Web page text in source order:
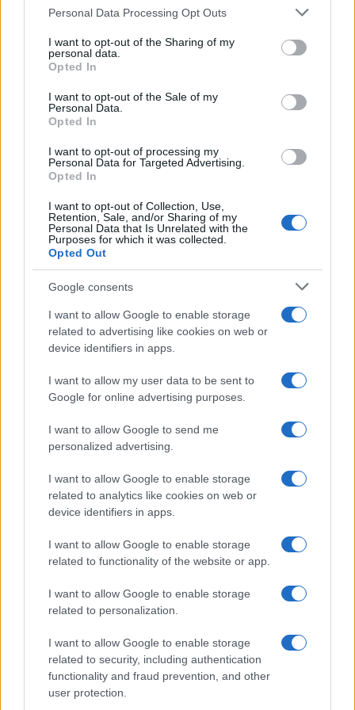
Please note that this website/app uses one or more Google
not limited to your visit or usage behaviour. You may click to
grant or deny consent to Google and its third-party tags to
use your data for below specified purposes in below Google
consent section.
Personal Data Processing Opt Outs
I want to opt-out of the Sharing of my
personal data.
Opted In
I want to opt-out of the Sale of my
Personal Data.
Opted In
I want to opt-out of processing my
Personal Data for Targeted Advertising.
Opted In
I want to opt-out of Collection, Use,
Retention, Sale, and/or Sharing of my
Personal Data that Is Unrelated with the
Purposes for which it was collected.
Opted Out
Google consents
I want to allow Google to enable storage
related to advertising like cookies on web or
device identifiers in apps.
I want to allow my user data to be sent to
Google for online advertising purposes.
I want to allow Google to send me
personalized advertising.
I want to allow Google to enable storage
related to analytics like cookies on web or
device identifiers in apps.
I want to allow Google to enable storage
related to functionality of the website or app.
I want to allow Google to enable storage
related to personalization.
I want to allow Google to enable storage
related to security, including authentication
functionality and fraud prevention, and other
user protection.
El impacto de la iniciativa de Gabriel
Rufián en el panorama político español
POLÍTICA
Análisis de la crisis migratoria en Ceuta y
las críticas internacionales a Pedro
Sánchez
La crisis migratoria en Ceuta ha generado fuertes…
POLÍTICA